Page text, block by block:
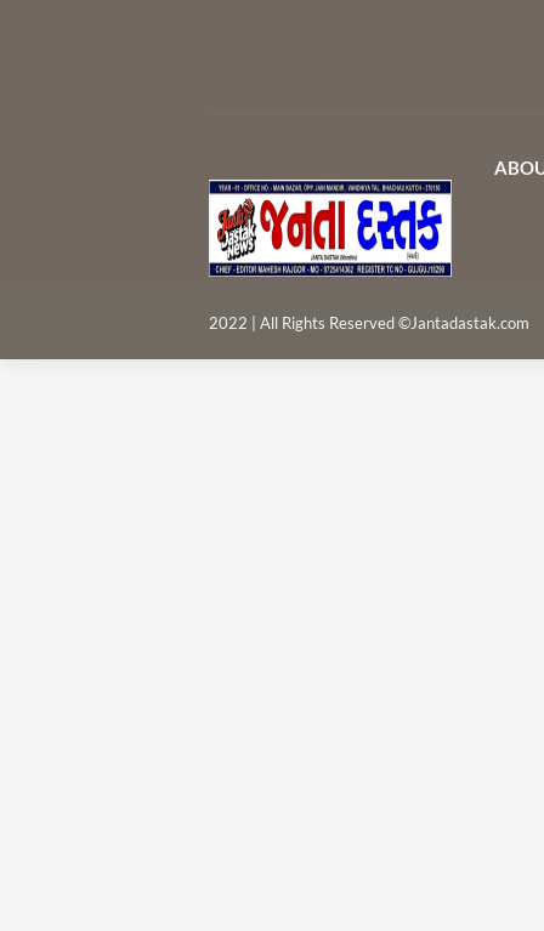
2022 | All Rights Reserved ©Jantadastak.com